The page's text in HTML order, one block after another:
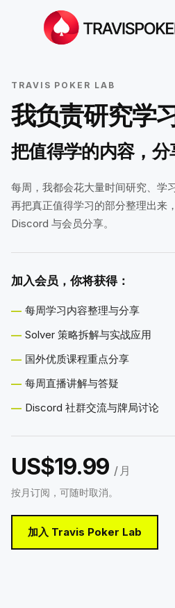
TRAVIS POKER LAB
我负责研究学
把值得学的内容，分
每周，我都会花大量时间研究、学
再把真正值得学习的部分整理出来
Discord 与会员分享。
加入会员，你将获得：
每周学习内容整理与分享
Solver 策略拆解与实战应用
国外优质课程重点分享
每周直播讲解与答疑
Discord 社群交流与牌局讨论
US$19.99 / 月
按月订阅，可随时取消。
加入 Travis Poker Lab